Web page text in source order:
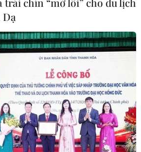
luật cấm Facebook lừa
dùng
đã công bố một dự luật cấm các
xã hội trực tuyến như Facebook và
từ bỏ dữ liệu cá nhân của họ.